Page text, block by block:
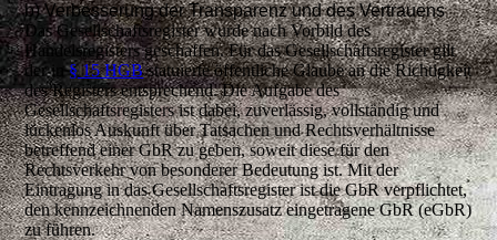
b) Verbesserung der Transparenz und des Vertrauens
Das Gesellschaftsregister wurde nach Vorbild des
Handelsregisters geschaffen. Für das Gesellschaftsregister gilt
der in§ 15 HGBstatuierte öffentliche Glaube an die Richtigkeit
des Registers entsprechend. Die Aufgabe des
Gesellschaftsregisters ist dabei, zuverlässig, vollständig und
lückenlos Auskunft über Tatsachen und Rechtsverhältnisse
betreffend einer GbR zu geben, soweit diese für den
Rechtsverkehr von besonderer Bedeutung ist. Mit der
Eintragung in das Gesellschaftsregister ist die GbR verpflichtet,
den kennzeichnenden Namenszusatz eingetragene GbR (eGbR)
zu führen.